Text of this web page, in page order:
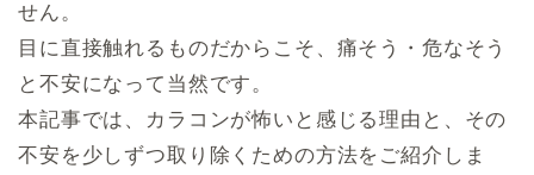
せん。
目に直接触れるものだからこそ、痛そう・危なそう
と不安になって当然です。
本記事では、カラコンが怖いと感じる理由と、その
不安を少しずつ取り除くための方法をご紹介しま